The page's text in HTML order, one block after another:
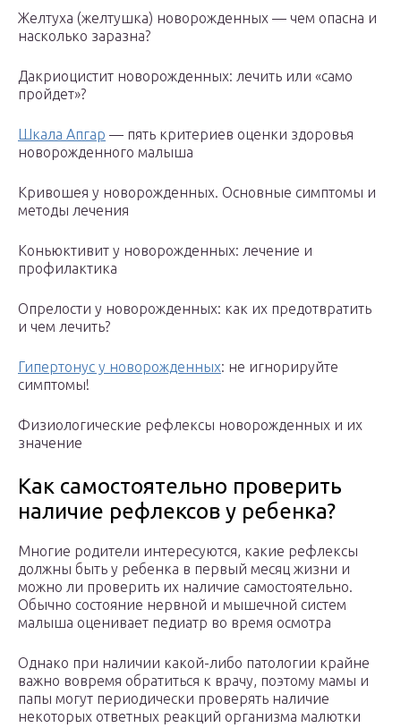
Желтуха (желтушка) новорожденных — чем опасна и
насколько заразна?
Дакриоцистит новорожденных: лечить или «само
пройдет»?
Шкала Апгар — пять критериев оценки здоровья
новорожденного малыша
Кривошея у новорожденных. Основные симптомы и
методы лечения
Коньюктивит у новорожденных: лечение и
профилактика
Опрелости у новорожденных: как их предотвратить
и чем лечить?
Гипертонус у новорожденных: не игнорируйте
симптомы!
Физиологические рефлексы новорожденных и их
значение
Как самостоятельно проверить
наличие рефлексов у ребенка?
Многие родители интересуются, какие рефлексы
должны быть у ребенка в первый месяц жизни и
можно ли проверить их наличие самостоятельно.
Обычно состояние нервной и мышечной систем
малыша оценивает педиатр во время осмотра
Однако при наличии какой-либо патологии крайне
важно вовремя обратиться к врачу, поэтому мамы и
папы могут периодически проверять наличие
некоторых ответных реакций организма малютки